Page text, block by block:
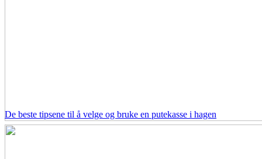
De beste tipsene til å velge og bruke en putekasse i hagen